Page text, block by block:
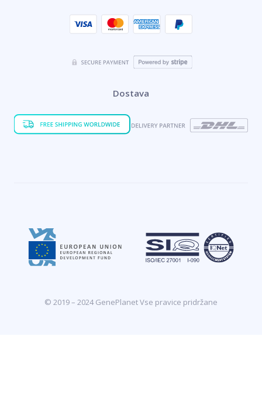
Dostava
© 2019 – 2024 GenePlanet Vse pravice pridržane